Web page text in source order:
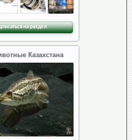
на раздел
Казахстана